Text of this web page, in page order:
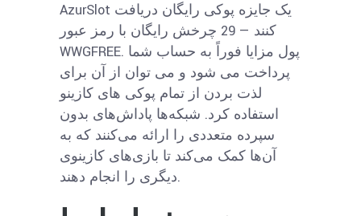
AzurSlot یک جایزه پوکی رایگان دریافت
کنند — 29 چرخش رایگان با رمز عبور
WWGFREE. پول مزایا فوراً به حساب شما
پرداخت می شود و می توان از آن برای
لذت بردن از تمام پوکی های کازینو
استفاده کرد. شبکه‌ها پاداش‌های بدون
سپرده متعددی را ارائه می‌کنند که به
آن‌ها کمک می‌کند تا بازی‌های کازینوی
دیگری را انجام دهند.